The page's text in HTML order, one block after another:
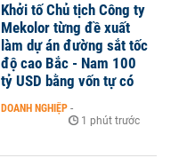
Khởi tố Chủ tịch Công ty
Mekolor từng đề xuất
làm dự án đường sắt tốc
độ cao Bắc - Nam 100
tỷ USD bằng vốn tự có
DOANH NGHIỆP -
1 phút trước